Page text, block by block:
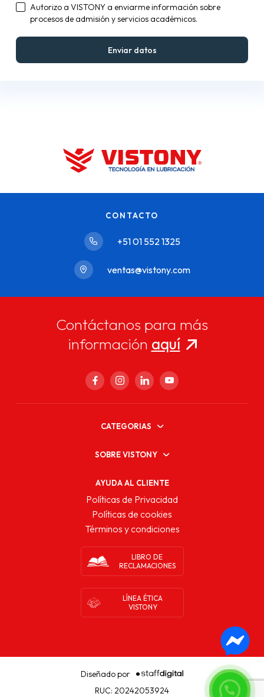
Autorizo a VISTONY a enviarme información sobre
procesos de admisión y servicios académicos.
CONTACTO
+51 01 552 1325
ventas@vistony.com
Contáctanos para más
información aquí
CATEGORIAS
SOBRE VISTONY
AYUDA AL CLIENTE
Políticas de Privacidad
Políticas de cookies
Términos y condiciones
LIBRO DE
RECLAMACIONES
LÍNEA ÉTICA
VISTONY
Diseñado por
RUC: 20242053924